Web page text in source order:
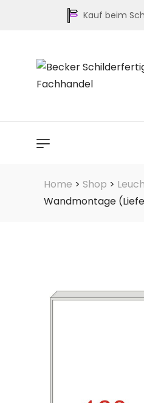
Kauf beim
Home > Shop >
Wandmontage